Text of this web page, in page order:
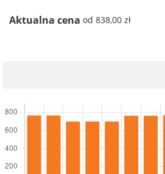
Aktualna cena od 838,00 zł